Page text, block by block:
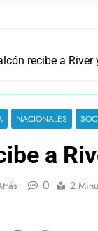
recibe a
NACIONALES
a
0 2